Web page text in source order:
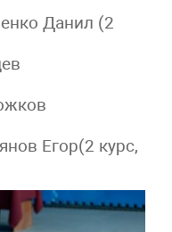
Данил (2
Егор(2 курс,